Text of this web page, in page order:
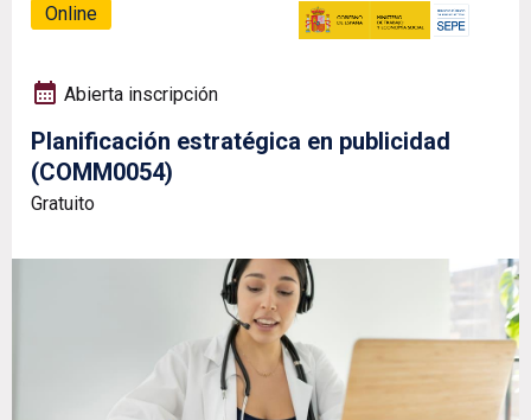
Online
Abierta inscripción
Planificación estratégica en publicidad
(COMM0054)
Gratuito